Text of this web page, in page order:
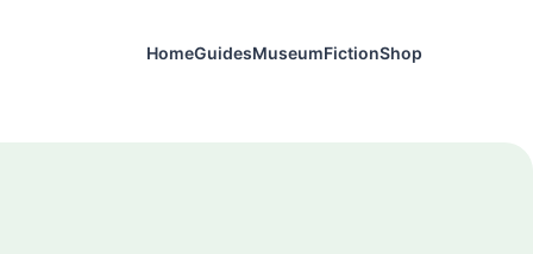
HomeGuidesMuseumFictionShop